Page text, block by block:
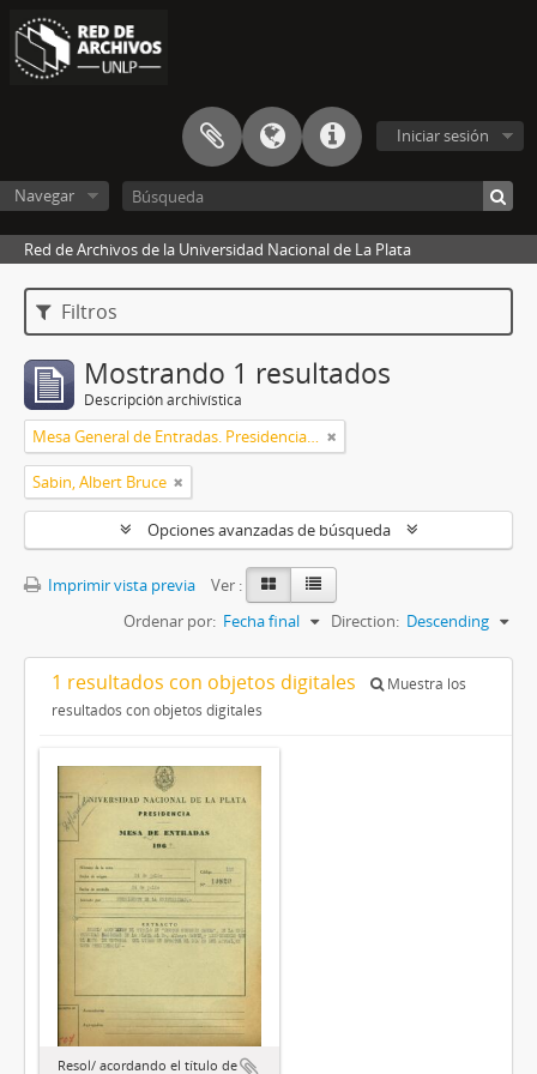
Iniciar sesión
Navegar
Red de Archivos de la Universidad Nacional de La Plata
Filtros
Mostrando 1 resultados
Descripción archivística
Mesa General de Entradas. Presidencia UNLP
Sabin, Albert Bruce
Opciones avanzadas de búsqueda
Imprimir vista previa
Ver :
Ordenar por: Fecha final Direction: Descending
1 resultados con objetos digitales
Muestra los
resultados con objetos digitales
Resol/ acordando el título de